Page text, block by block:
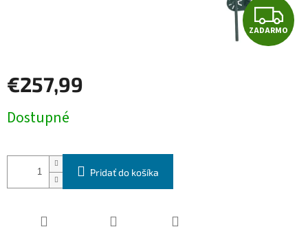
Z
A
ZADARMO
€257,99
cena:
Dostupné
Pridať do košíka